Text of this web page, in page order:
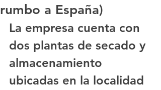
rumbo a España)
La empresa cuenta con
dos plantas de secado y
almacenamiento
ubicadas en la localidad